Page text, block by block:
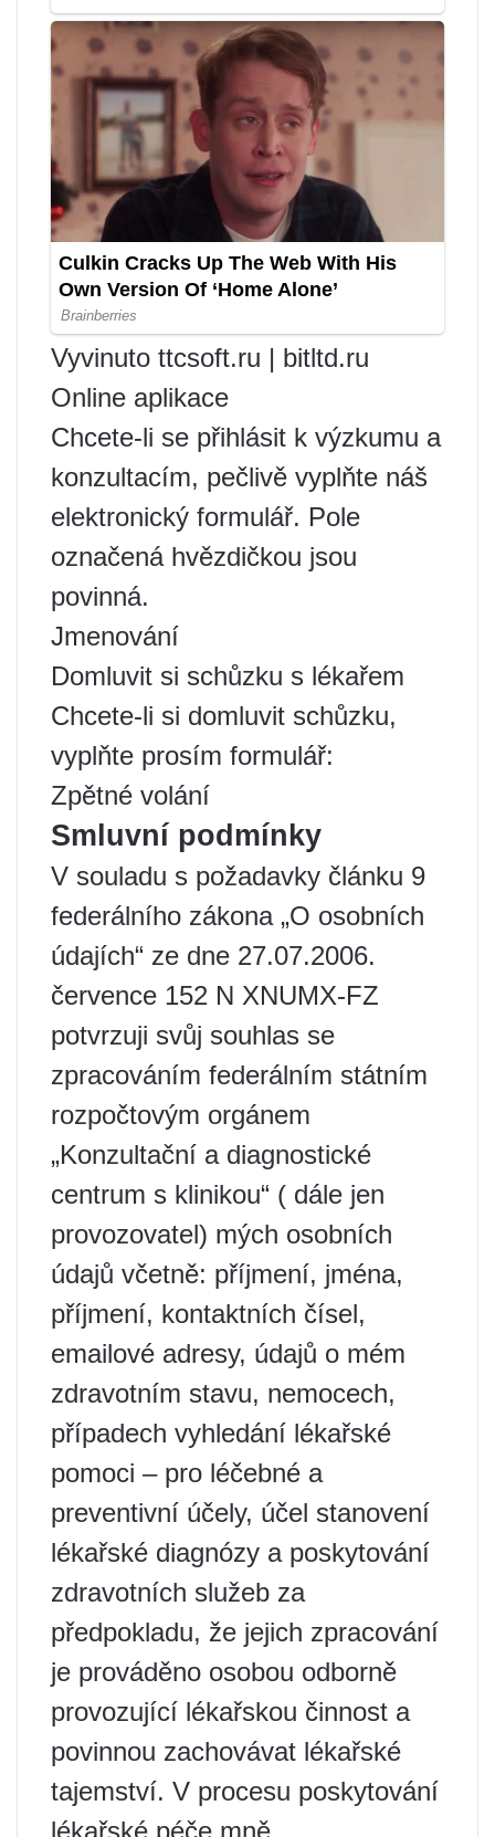
Vyvinuto ttcsoft.ru | bitltd.ru
Online aplikace
Chcete-li se přihlásit k výzkumu a
konzultacím, pečlivě vyplňte náš
elektronický formulář. Pole
označená hvězdičkou jsou
povinná.
Jmenování
Domluvit si schůzku s lékařem
Chcete-li si domluvit schůzku,
vyplňte prosím formulář:
Zpětné volání
Smluvní podmínky
V souladu s požadavky článku 9
federálního zákona „O osobních
údajích“ ze dne 27.07.2006.
července 152 N XNUMX-FZ
potvrzuji svůj souhlas se
zpracováním federálním státním
rozpočtovým orgánem
„Konzultační a diagnostické
centrum s klinikou“ ( dále jen
provozovatel) mých osobních
údajů včetně: příjmení, jména,
příjmení, kontaktních čísel,
emailové adresy, údajů o mém
zdravotním stavu, nemocech,
případech vyhledání lékařské
pomoci – pro léčebné a
preventivní účely, účel stanovení
lékařské diagnózy a poskytování
zdravotních služeb za
předpokladu, že jejich zpracování
je prováděno osobou odborně
provozující lékařskou činnost a
povinnou zachovávat lékařské
tajemství. V procesu poskytování
lékařské péče mně